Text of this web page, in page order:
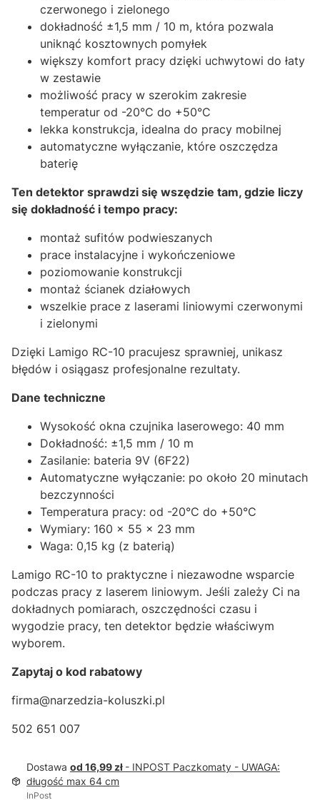
czerwonego i zielonego
dokładność ±1,5 mm / 10 m, która pozwala
uniknąć kosztownych pomyłek
większy komfort pracy dzięki uchwytowi do łaty
w zestawie
możliwość pracy w szerokim zakresie
temperatur od -20°C do +50°C
lekka konstrukcja, idealna do pracy mobilnej
automatyczne wyłączanie, które oszczędza
baterię
Ten detektor sprawdzi się wszędzie tam, gdzie liczy
się dokładność i tempo pracy:
montaż sufitów podwieszanych
prace instalacyjne i wykończeniowe
poziomowanie konstrukcji
montaż ścianek działowych
wszelkie prace z laserami liniowymi czerwonymi
i zielonymi
Dzięki Lamigo RC-10 pracujesz sprawniej, unikasz
błędów i osiągasz profesjonalne rezultaty.
Dane techniczne
Wysokość okna czujnika laserowego: 40 mm
Dokładność: ±1,5 mm / 10 m
Zasilanie: bateria 9V (6F22)
Automatyczne wyłączanie: po około 20 minutach
bezczynności
Temperatura pracy: od -20°C do +50°C
Wymiary: 160 × 55 × 23 mm
Waga: 0,15 kg (z baterią)
Lamigo RC-10 to praktyczne i niezawodne wsparcie
podczas pracy z laserem liniowym. Jeśli zależy Ci na
dokładnych pomiarach, oszczędności czasu i
wygodzie pracy, ten detektor będzie właściwym
wyborem.
Zapytaj o kod rabatowy
firma@narzedzia-koluszki.pl
502 651 007
Dostawa od 16,99 zł - INPOST Paczkomaty - UWAGA:
długość max 64 cm
InPost